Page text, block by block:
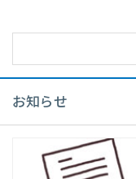
お知らせ